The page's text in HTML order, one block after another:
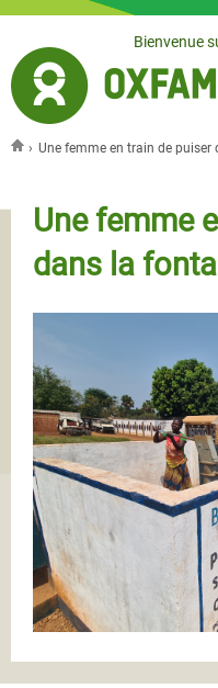
Jump to navigationBienvenue
› Une femme en train de puiser
Une femme
dans la